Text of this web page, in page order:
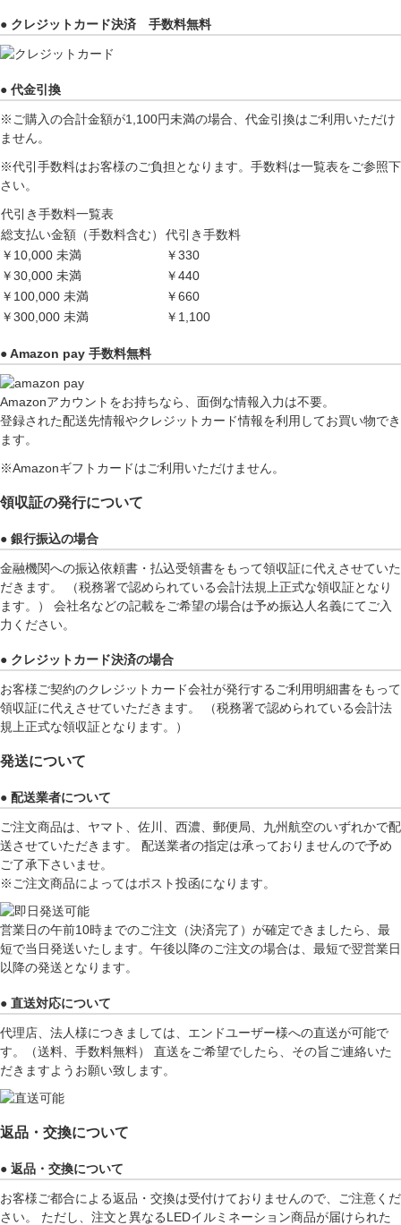
● クレジットカード決済 手数料無料
● 代金引換
※ご購入の合計金額が1,100円未満の場合、代金引換はご利用いただけ
ません。
※代引手数料はお客様のご負担となります。手数料は一覧表をご参照下
さい。
代引き手数料一覧表
総支払い金額（手数料含む）
代引き手数料
￥10,000 未満
￥330
￥30,000 未満
￥440
￥100,000 未満
￥660
￥300,000 未満
￥1,100
● Amazon pay 手数料無料
Amazonアカウントをお持ちなら、面倒な情報入力は不要。
登録された配送先情報やクレジットカード情報を利用してお買い物でき
ます。
※Amazonギフトカードはご利用いただけません。
領収証の発行について
● 銀行振込の場合
金融機関への振込依頼書・払込受領書をもって領収証に代えさせていた
だきます。 （税務署で認められている会計法規上正式な領収証となり
ます。） 会社名などの記載をご希望の場合は予め振込人名義にてご入
力ください。
● クレジットカード決済の場合
お客様ご契約のクレジットカード会社が発行するご利用明細書をもって
領収証に代えさせていただきます。 （税務署で認められている会計法
規上正式な領収証となります。）
発送について
● 配送業者について
ご注文商品は、ヤマト、佐川、西濃、郵便局、九州航空のいずれかで配
送させていただきます。 配送業者の指定は承っておりませんので予め
ご了承下さいませ。
※ご注文商品によってはポスト投函になります。
営業日の午前10時までのご注文（決済完了）が確定できましたら、最
短で当日発送いたします。午後以降のご注文の場合は、最短で翌営業日
以降の発送となります。
● 直送対応について
代理店、法人様につきましては、エンドユーザー様への直送が可能で
す。（送料、手数料無料） 直送をご希望でしたら、その旨ご連絡いた
だきますようお願い致します。
返品・交換について
● 返品・交換について
お客様ご都合による返品・交換は受付けておりませんので、ご注意くだ
さい。 ただし、注文と異なるLEDイルミネーション商品が届けられた